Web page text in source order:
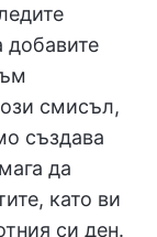
добавите
смисъл,
създава
да
като ви
си ден.